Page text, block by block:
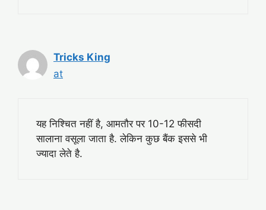
Tricks King
at
यह निश्चित नहीं है, आमतौर पर 10-12 फीसदी
सालाना वसूला जाता है. लेकिन कुछ बैंक इससे भी
ज्यादा लेते है.